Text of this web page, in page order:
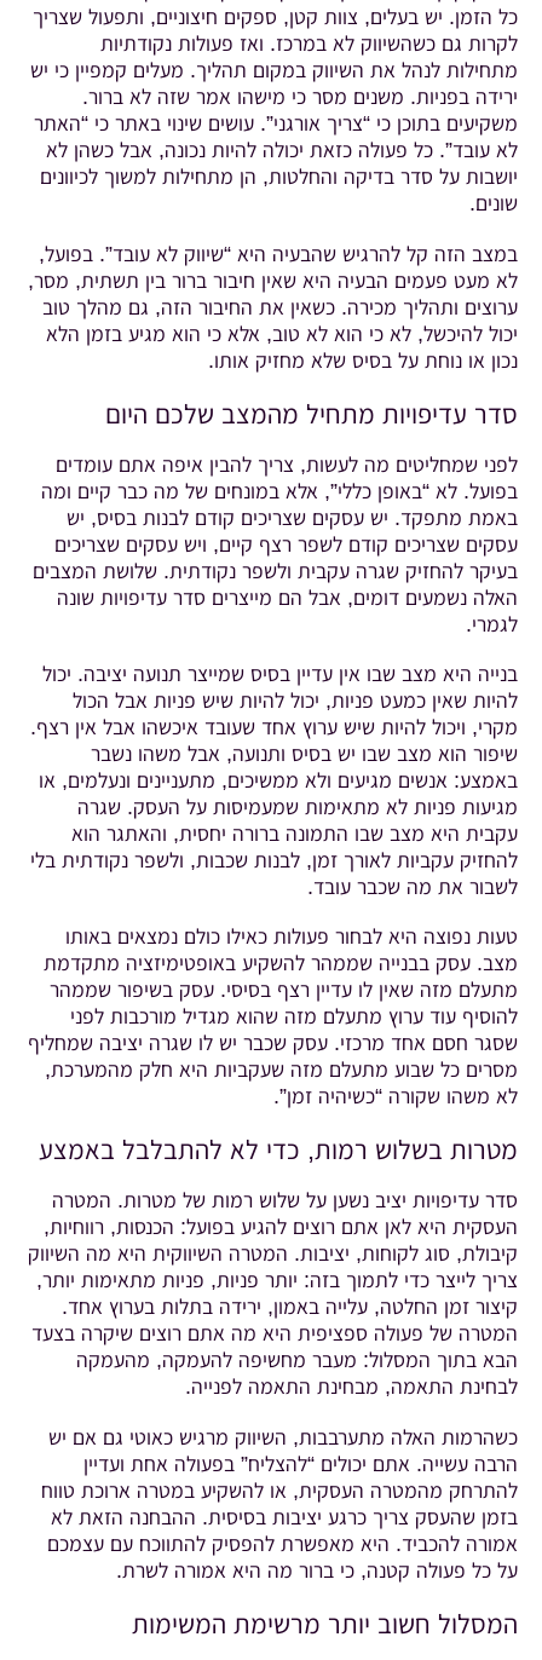
כל הזמן. יש בעלים, צוות קטן, ספקים חיצוניים, ותפעול שצריך
לקרות גם כשהשיווק לא במרכז. ואז פעולות נקודתיות
מתחילות לנהל את השיווק במקום תהליך. מעלים קמפיין כי יש
ירידה בפניות. משנים מסר כי מישהו אמר שזה לא ברור.
משקיעים בתוכן כי “צריך אורגני”. עושים שינוי באתר כי “האתר
לא עובד”. כל פעולה כזאת יכולה להיות נכונה, אבל כשהן לא
יושבות על סדר בדיקה והחלטות, הן מתחילות למשוך לכיוונים
שונים.
במצב הזה קל להרגיש שהבעיה היא “שיווק לא עובד”. בפועל,
לא מעט פעמים הבעיה היא שאין חיבור ברור בין תשתית, מסר,
ערוצים ותהליך מכירה. כשאין את החיבור הזה, גם מהלך טוב
יכול להיכשל, לא כי הוא לא טוב, אלא כי הוא מגיע בזמן הלא
נכון או נוחת על בסיס שלא מחזיק אותו.
סדר עדיפויות מתחיל מהמצב שלכם היום
לפני שמחליטים מה לעשות, צריך להבין איפה אתם עומדים
בפועל. לא “באופן כללי”, אלא במונחים של מה כבר קיים ומה
באמת מתפקד. יש עסקים שצריכים קודם לבנות בסיס, יש
עסקים שצריכים קודם לשפר רצף קיים, ויש עסקים שצריכים
בעיקר להחזיק שגרה עקבית ולשפר נקודתית. שלושת המצבים
האלה נשמעים דומים, אבל הם מייצרים סדר עדיפויות שונה
לגמרי.
בנייה היא מצב שבו אין עדיין בסיס שמייצר תנועה יציבה. יכול
להיות שאין כמעט פניות, יכול להיות שיש פניות אבל הכול
מקרי, ויכול להיות שיש ערוץ אחד שעובד איכשהו אבל אין רצף.
שיפור הוא מצב שבו יש בסיס ותנועה, אבל משהו נשבר
באמצע: אנשים מגיעים ולא ממשיכים, מתעניינים ונעלמים, או
מגיעות פניות לא מתאימות שמעמיסות על העסק. שגרה
עקבית היא מצב שבו התמונה ברורה יחסית, והאתגר הוא
להחזיק עקביות לאורך זמן, לבנות שכבות, ולשפר נקודתית בלי
לשבור את מה שכבר עובד.
טעות נפוצה היא לבחור פעולות כאילו כולם נמצאים באותו
מצב. עסק בבנייה שממהר להשקיע באופטימיזציה מתקדמת
מתעלם מזה שאין לו עדיין רצף בסיסי. עסק בשיפור שממהר
להוסיף עוד ערוץ מתעלם מזה שהוא מגדיל מורכבות לפני
שסגר חסם אחד מרכזי. עסק שכבר יש לו שגרה יציבה שמחליף
מסרים כל שבוע מתעלם מזה שעקביות היא חלק מהמערכת,
לא משהו שקורה “כשיהיה זמן”.
מטרות בשלוש רמות, כדי לא להתבלבל באמצע
סדר עדיפויות יציב נשען על שלוש רמות של מטרות. המטרה
העסקית היא לאן אתם רוצים להגיע בפועל: הכנסות, רווחיות,
קיבולת, סוג לקוחות, יציבות. המטרה השיווקית היא מה השיווק
צריך לייצר כדי לתמוך בזה: יותר פניות, פניות מתאימות יותר,
קיצור זמן החלטה, עלייה באמון, ירידה בתלות בערוץ אחד.
המטרה של פעולה ספציפית היא מה אתם רוצים שיקרה בצעד
הבא בתוך המסלול: מעבר מחשיפה להעמקה, מהעמקה
לבחינת התאמה, מבחינת התאמה לפנייה.
כשהרמות האלה מתערבבות, השיווק מרגיש כאוטי גם אם יש
הרבה עשייה. אתם יכולים “להצליח” בפעולה אחת ועדיין
להתרחק מהמטרה העסקית, או להשקיע במטרה ארוכת טווח
בזמן שהעסק צריך כרגע יציבות בסיסית. ההבחנה הזאת לא
אמורה להכביד. היא מאפשרת להפסיק להתווכח עם עצמכם
על כל פעולה קטנה, כי ברור מה היא אמורה לשרת.
המסלול חשוב יותר מרשימת המשימות